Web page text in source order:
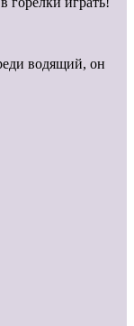
водящий, он